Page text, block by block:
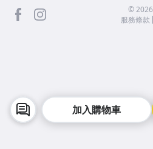
加入購物車
facebook ©2026
服務條款